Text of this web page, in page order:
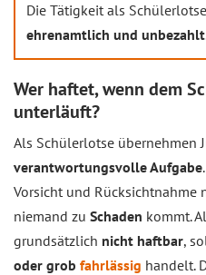
Die Tätigkeit als
ehrenamtlich und unbezahlt
Wer haftet, wenn dem
unterläuft?
Als Schülerlotse übernehmen
verantwortungsvolle Aufgabe
Vorsicht und Rücksichtnahme
niemand zu Schaden kommt.
grundsätzlich nicht haftbar,
oder grob fahrlässig handelt.